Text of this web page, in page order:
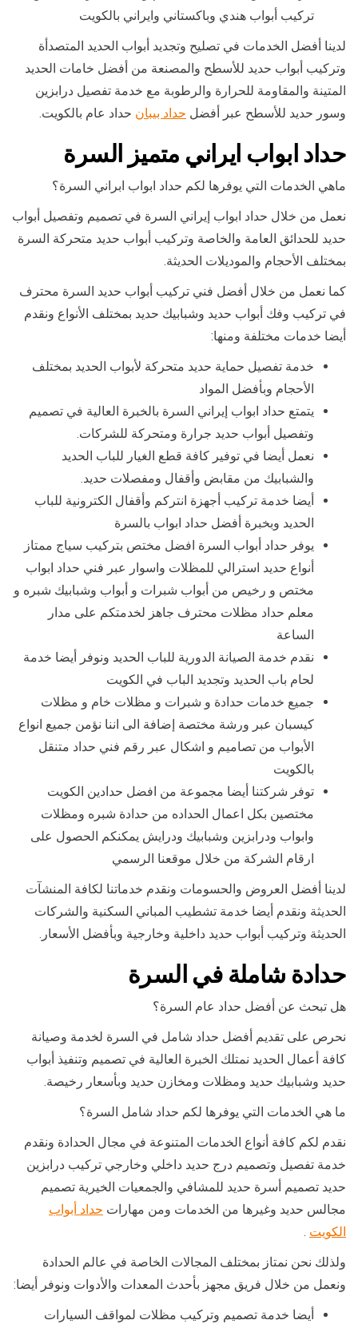
تركيب أبواب هندي وباكستاني وايراني بالكويت
لدينا أفضل الخدمات في تصليح وتجديد أبواب الحديد المتصدأة
وتركيب أبواب حديد للأسطح والمصنعة من أفضل خامات الحديد
المتينة والمقاومة للحرارة والرطوبة مع خدمة تفصيل درابزين
وسور حديد للأسطح عبر أفضل حداد بيبان حداد عام بالكويت.
حداد ابواب ايراني متميز السرة
ماهي الخدمات التي يوفرها لكم حداد ابواب ابراني السرة؟
نعمل من خلال حداد ابواب إيراني السرة في تصميم وتفصيل أبواب
حديد للحدائق العامة والخاصة وتركيب أبواب حديد متحركة السرة
بمختلف الأحجام والموديلات الحديثة.
كما نعمل من خلال أفضل فني تركيب أبواب حديد السرة محترف
في تركيب وفك أبواب حديد وشبابيك حديد بمختلف الأنواع ونقدم
أيضا خدمات مختلفة ومنها:
خدمة تفصيل حماية حديد متحركة لأبواب الحديد بمختلف
الأحجام وبأفضل المواد
يتمتع حداد ابواب إيراني السرة بالخبرة العالية في تصميم
وتفصيل أبواب حديد جرارة ومتحركة للشركات.
نعمل أيضا في توفير كافة قطع الغيار للباب الحديد
والشبابيك من مقابض وأقفال ومفصلات حديد.
أيضا خدمة تركيب أجهزة انتركم وأقفال الكترونية للباب
الحديد وبخبرة أفضل حداد ابواب بالسرة
يوفر حداد أبواب السرة افضل مختص بتركيب سياج ممتاز
أنواع حديد استرالي للمظلات واسوار عبر فني حداد ابواب
مختص و رخيص من أبواب شبرات و أبواب وشبابيك شبره و
معلم حداد مظلات محترف جاهز لخدمتكم على مدار
الساعة
نقدم خدمة الصيانة الدورية للباب الحديد ونوفر أيضا خدمة
لحام باب الحديد وتجديد الباب في الكويت
جميع خدمات حدادة و شبرات و مظلات خام و مظلات
كيسبان عبر ورشة مختصة إضافة الى اننا نؤمن جميع انواع
الأبواب من تصاميم و اشكال عبر رقم فني حداد متنقل
بالكويت
توفر شركتنا أيضا مجموعة من افضل حدادين الكويت
مختصين بكل اعمال الحداده من حدادة شبره ومظلات
وابواب ودرابزين وشبابيك ودرايش يمكنكم الحصول على
ارقام الشركة من خلال موقعنا الرسمي
لدينا أفضل العروض والحسومات ونقدم خدماتنا لكافة المنشآت
الحديثة ونقدم أيضا خدمة تشطيب المباني السكنية والشركات
الحديثة وتركيب أبواب حديد داخلية وخارجية وبأفضل الأسعار.
حدادة شاملة في السرة
هل تبحث عن أفضل حداد عام السرة؟
نحرص على تقديم أفضل حداد شامل في السرة لخدمة وصيانة
كافة أعمال الحديد نمتلك الخبرة العالية في تصميم وتنفيذ أبواب
حديد وشبابيك حديد ومظلات ومخازن حديد وبأسعار رخيصة.
ما هي الخدمات التي يوفرها لكم حداد شامل السرة؟
نقدم لكم كافة أنواع الخدمات المتنوعة في مجال الحدادة ونقدم
خدمة تفصيل وتصميم درج حديد داخلي وخارجي تركيب درابزين
حديد تصميم أسرة حديد للمشافي والجمعيات الخيرية تصميم
مجالس حديد وغيرها من الخدمات ومن مهارات حداد أبواب
الكويت .
ولذلك نحن نمتاز بمختلف المجالات الخاصة في عالم الحدادة
ونعمل من خلال فريق مجهز بأحدث المعدات والأدوات ونوفر أيضا:
أيضا خدمة تصميم وتركيب مظلات لمواقف السيارات